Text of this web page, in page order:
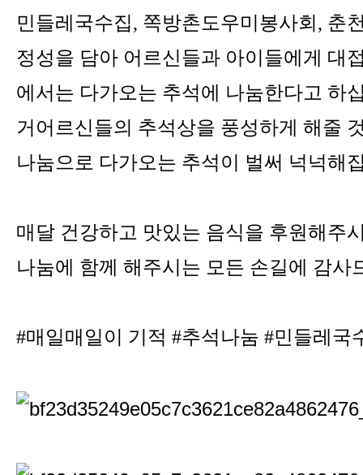
민들레국수집, 쪽방촌도우미봉사회, 춘
정성을 담아 어르신들과 아이들에게 대
에서는 다가오는 추석에 나눔한다고 하
거어르신들의 추석상을 풍성하게 해줄
나눔으로 다가오는 추석이 벌써 넉넉해
매달 건강하고 맛있는 음식을 후원해주
나눔에 함께 해주시는 모든 손길에 감사
#매일매일이 기적 #추석나눔 #민들레국